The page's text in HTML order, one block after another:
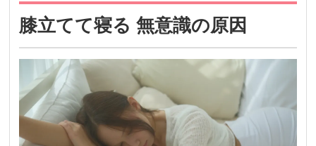
膝立てて寝る 無意識の原因